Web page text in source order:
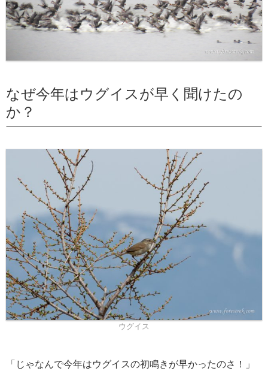
なぜ今年はウグイスが早く聞けたの
か？
ウグイス
「じゃなんで今年はウグイスの初鳴きが早かったのさ！」